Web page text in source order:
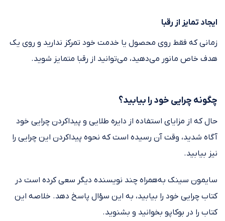
ایجاد تمایز از رقبا
زمانی که فقط روی محصول یا خدمت خود تمرکز ندارید و روی یک
هدف خاص مانور می‌دهید، می‌توانید از رقبا متمایز شوید.
چگونه چرایی خود را بیابید؟
حال که از مزایای استفاده از دایره طلایی و پیداکردن چرایی خود
آگاه شدید، وقت آن رسیده است که نحوه پیداکردن این چرایی را
نیز بیابید.
سایمون سینک به‌همراه چند نویسنده دیگر سعی کرده است در
کتاب چرایی خود را بیابید، به این سؤال پاسخ دهد. خلاصه این
کتاب را در بوکاپو بخوانید و بشنوید.